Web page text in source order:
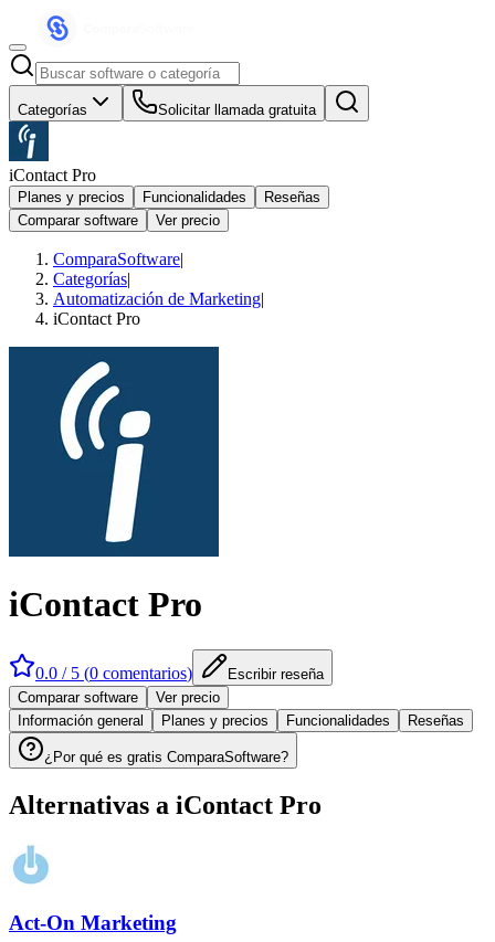
Categorías Solicitar llamada gratuita
iContact Pro
Planes y precios Funcionalidades
Reseñas
Comparar software
Ver precio
ComparaSoftware|
Categorías|
Automatización de Marketing|
iContact Pro
iContact Pro
0.0 / 5 (0 comentarios)
Escribir reseña
Comparar software
Ver precio
Información general
Planes y precios Funcionalidades Reseñas
¿Por qué es gratis ComparaSoftware?
Alternativas a iContact Pro
Act-On Marketing